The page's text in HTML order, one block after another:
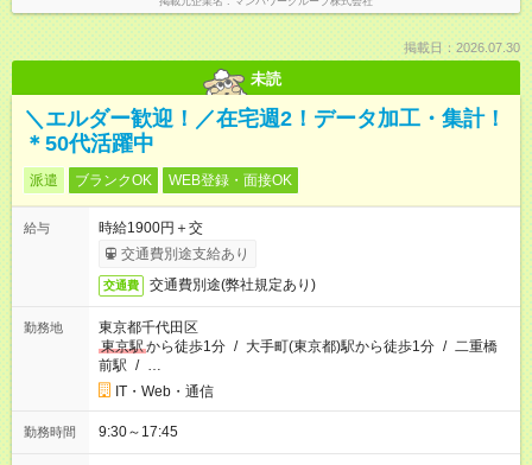
掲載日：2026.07.30
未読
＼エルダー歓迎！／在宅週2！データ加工・集計！
＊50代活躍中
派遣 ブランクOK WEB登録・面接OK
給与
時給1900円＋交
交通費別途支給あり
交通費 交通費別途(弊社規定あり)
勤務地
東京都千代田区
東京駅から徒歩1分 / 大手町(東京都)駅から徒歩1分 / 二重橋
前駅 / …
IT・Web・通信
勤務時間 9:30～17:45